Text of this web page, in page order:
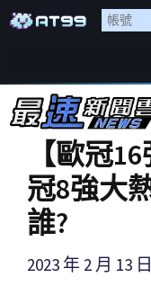
【歐冠
冠8強大
誰?
2023 年 2 月 13 日